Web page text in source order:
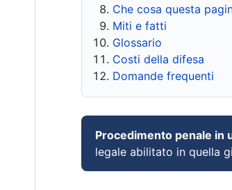
Che cosa questa
Miti e fatti
Glossario
Costi della difesa
Domande frequenti
Procedimento penale in
legale abilitato in quella